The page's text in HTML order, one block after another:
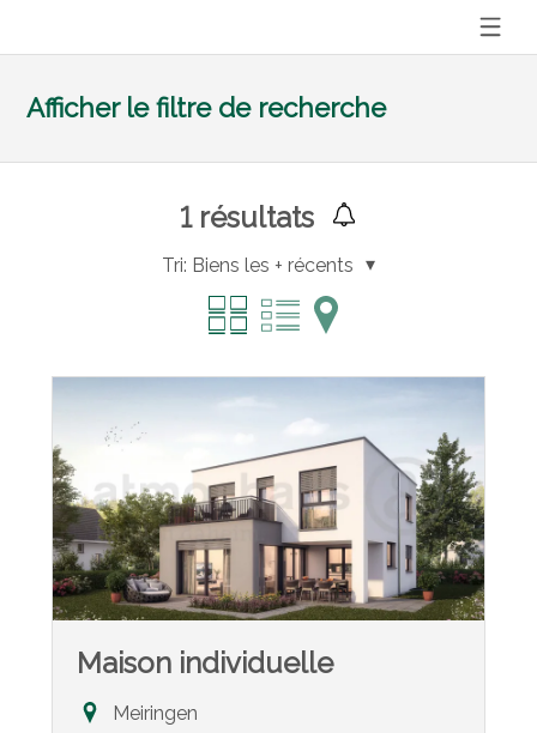
Afficher le filtre de recherche
1résultats
Tri: Biens les + récents
Maison individuelle
Meiringen